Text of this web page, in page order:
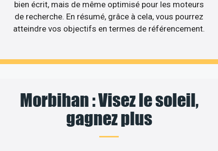
bien écrit, mais de même optimisé pour les moteurs
de recherche. En résumé, grâce à cela, vous pourrez
atteindre vos objectifs en termes de référencement.
Morbihan : Visez le soleil,
gagnez plus